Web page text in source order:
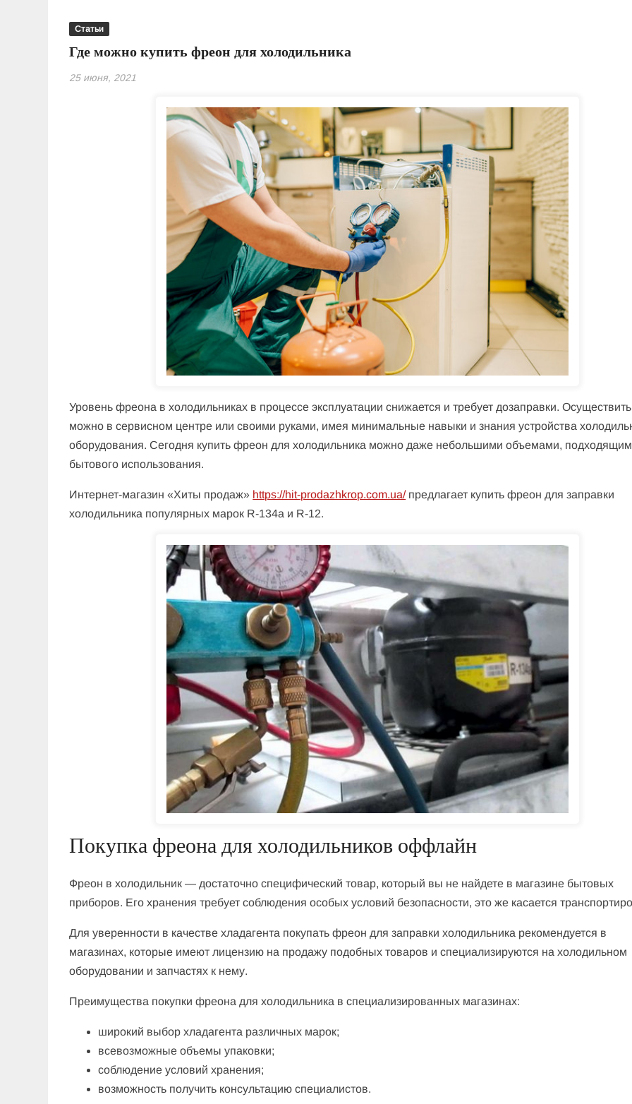
Статьи
Где можно купить фреон для холодильника
25 июня, 2021
Уровень фреона в холодильниках в процессе эксплуатации снижается и требует дозаправки.
можно в сервисном центре или своими руками, имея минимальные навыки и знания устройства
оборудования. Сегодня купить фреон для холодильника можно даже небольшими объемами,
бытового использования.
Интернет-магазин «Хиты продаж» https://hit-prodazhkrop.com.ua/предлагает купить фреон для заправки
холодильника популярных марок R-134a и R-12.
Покупка фреона для холодильников оффлайн
Фреон в холодильник — достаточно специфический товар, который вы не найдете в магазине бытовых
приборов. Его хранения требует соблюдения особых условий безопасности, это же касается
Для уверенности в качестве хладагента покупать фреон для заправки холодильника рекомендуется в
магазинах, которые имеют лицензию на продажу подобных товаров и специализируются на холодильном
оборудовании и запчастях к нему.
Преимущества покупки фреона для холодильника в специализированных магазинах:
широкий выбор хладагента различных марок;
всевозможные объемы упаковки;
соблюдение условий хранения;
возможность получить консультацию специалистов.